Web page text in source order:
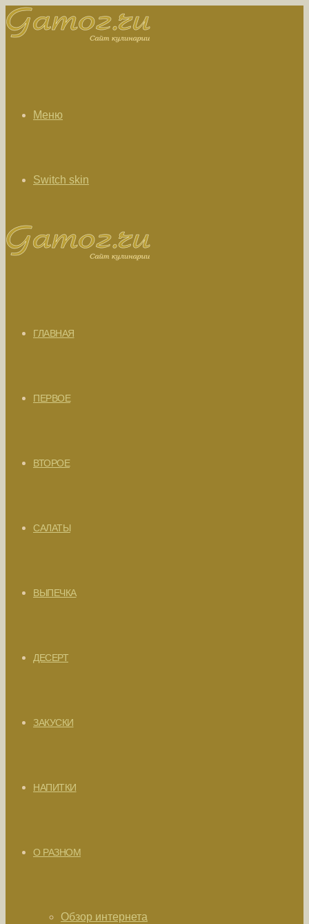
Меню
Switch skin
ГЛАВНАЯ
ПЕРВОЕ
ВТОРОЕ
САЛАТЫ
ВЫПЕЧКА
ДЕСЕРТ
ЗАКУСКИ
НАПИТКИ
О РАЗНОМ
Обзор интернета